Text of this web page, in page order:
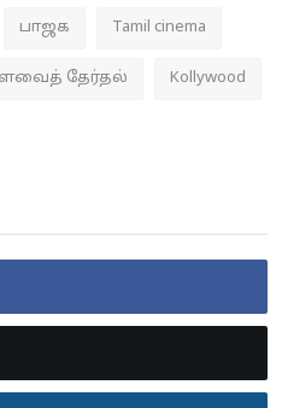
பாஜக Tamil cinema
தேர்தல் Kollywood